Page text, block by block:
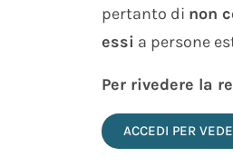
pertanto di non
essi a persone
Per rivedere la
ACCEDI PER